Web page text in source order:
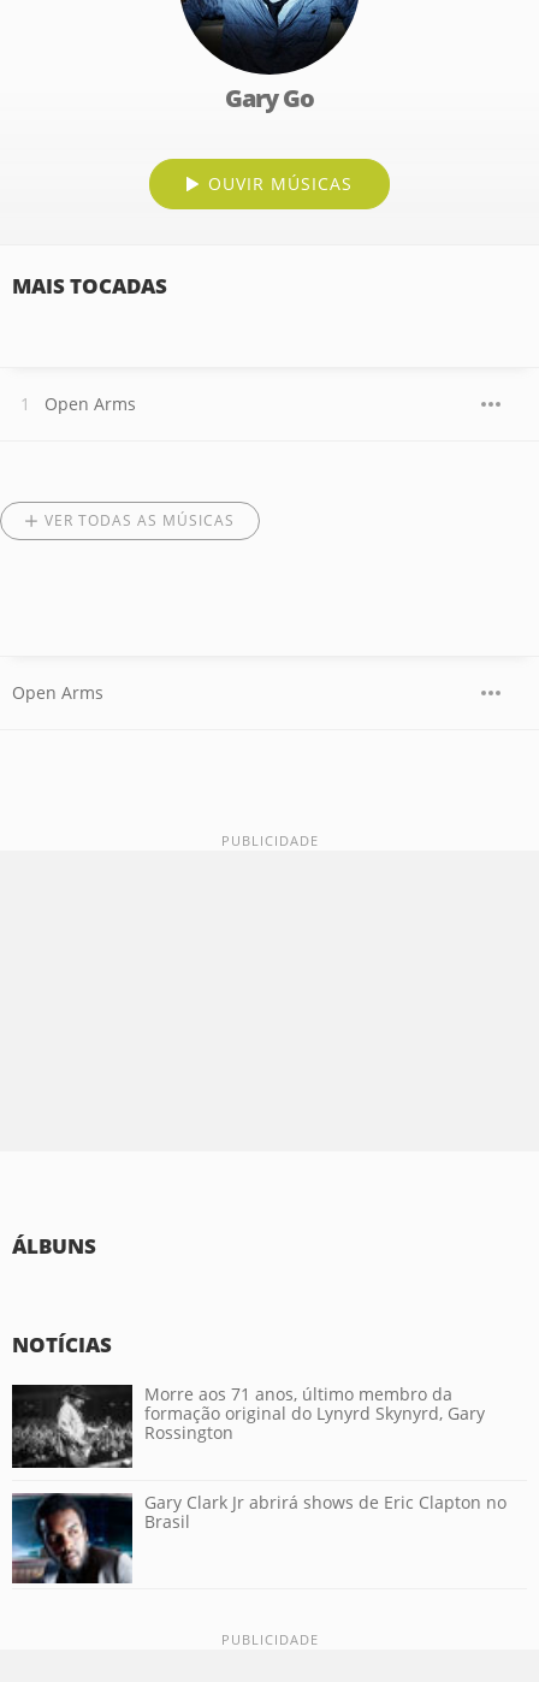
Gary Go
OUVIR MÚSICAS
MAIS TOCADAS
Open Arms
VER TODAS AS MÚSICAS
Open Arms
ÁLBUNS
NOTÍCIAS
Morre aos 71 anos, último membro da
formação original do Lynyrd Skynyrd, Gary
Rossington
Gary Clark Jr abrirá shows de Eric Clapton no
Brasil